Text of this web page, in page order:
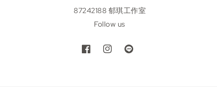
87242188 郁琪工作室
Follow us